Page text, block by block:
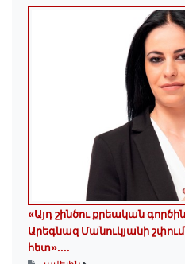
«Այդ շինծու քրեական
Արեգնազ Մանուկյանի
հետ»․...